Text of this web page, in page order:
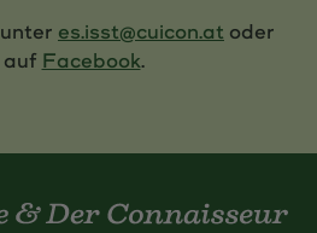
es.isst@cuicon.at oder
auf Facebook.